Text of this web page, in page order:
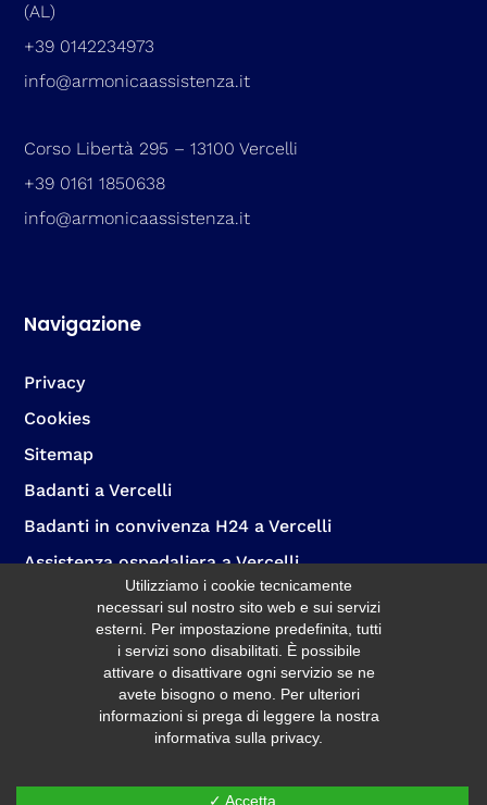
(AL)
+39 0142234973
info@armonicaassistenza.it
Corso Libertà 295 – 13100 Vercelli
+39 0161 1850638
info@armonicaassistenza.it
Navigazione
Privacy
Cookies
Sitemap
Badanti a Vercelli
Badanti in convivenza H24 a Vercelli
Assistenza ospedaliera a Vercelli
Badante per sostituzione ferie a Vercelli
Assistenza anziani per pasti a Vercelli
Assistenza per l’igiene degli anziani a Vercelli
Assistenza domiciliare diurna e notturna a Vercelli
Utilizziamo i cookie tecnicamente
necessari sul nostro sito web e sui servizi
esterni. Per impostazione predefinita, tutti
i servizi sono disabilitati. È possibile
attivare o disattivare ogni servizio se ne
avete bisogno o meno. Per ulteriori
informazioni si prega di leggere la nostra
informativa sulla privacy.
✓ Accetta